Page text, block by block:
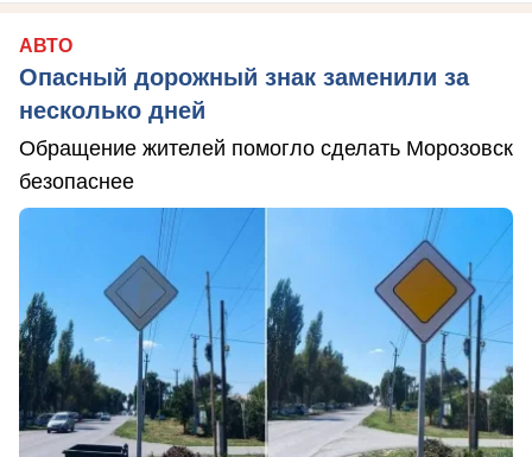
АВТО
Опасный дорожный знак заменили за
несколько дней
Обращение жителей помогло сделать Морозовск
безопаснее